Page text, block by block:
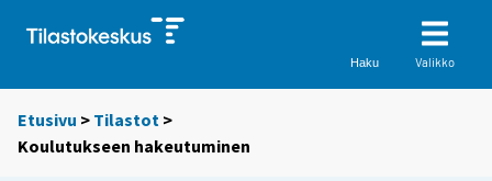
Haku Valikko
Etusivu > Tilastot >
Koulutukseen hakeutuminen